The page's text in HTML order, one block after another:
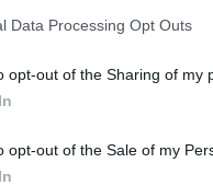
Data Processing Opt Outs
opt-out of the Sharing of my
opt-out of the Sale of my
per commentare questo
Il contenuto di questo
che rimane autonoma e
lettori che possono essere
a siti esterni verranno rimossi in